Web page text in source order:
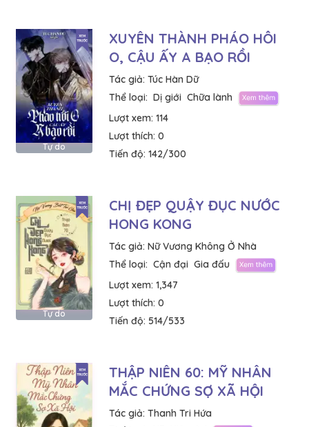
Tự do
XUYÊN THÀNH PHÁO HÔI
O, CẬU ẤY A BẠO RỒI
Tác giả: Túc Hàn Dữ
Thể loại: Dị giới Chữa lành
Lượt xem: 114
Lượt thích: 0
Tiến độ: 142/300
Tự do
CHỊ ĐẸP QUẬY ĐỤC NƯỚC
HONG KONG
Tác giả: Nữ Vương Không Ở Nhà
Thể loại: Cận đại Gia đấu
Lượt xem: 1,347
Lượt thích: 0
Tiến độ: 514/533
THẬP NIÊN 60: MỸ NHÂN
MẮC CHỨNG SỢ XÃ HỘI
Tác giả: Thanh Tri Hứa